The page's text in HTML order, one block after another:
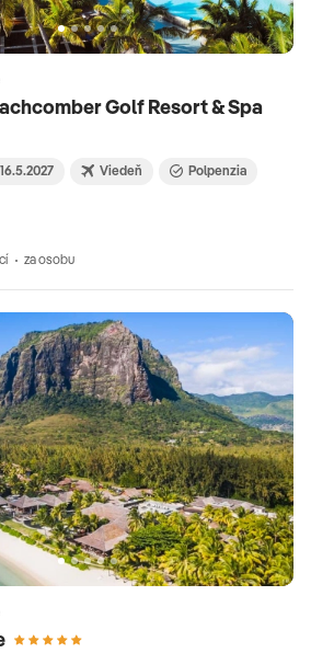
Golf Resort & Spa
Viedeň Polpenzia
za osobu